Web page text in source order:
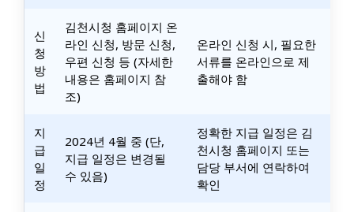
신
청
방
법
김천시청 홈페이지 온
라인 신청, 방문 신청,
우편 신청 등 (자세한
내용은 홈페이지 참
조)
온라인 신청 시, 필요한
서류를 온라인으로 제
출해야 함
지
급
일
정
2024년 4월 중 (단,
지급 일정은 변경될
수 있음)
정확한 지급 일정은 김
천시청 홈페이지 또는
담당 부서에 연락하여
확인